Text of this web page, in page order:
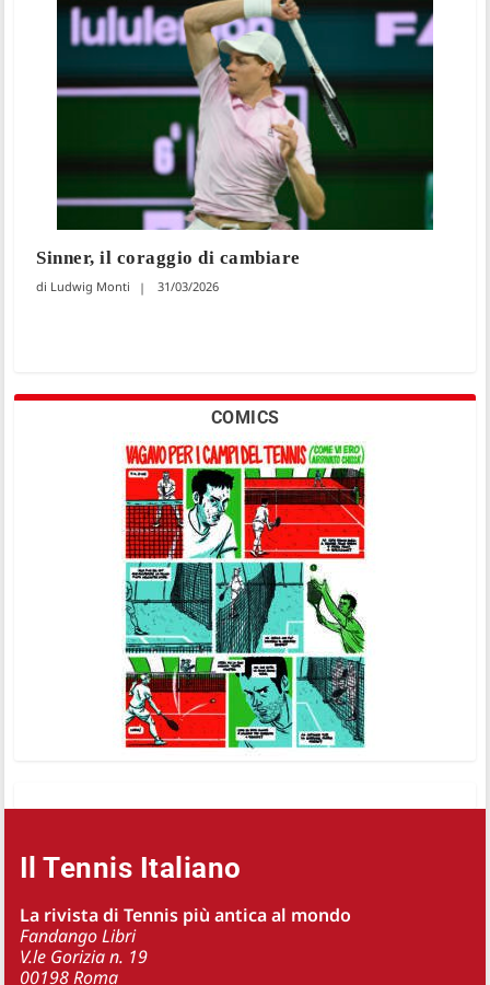
Sinner, il coraggio di cambiare
Ludwig Monti 31/03/2026
COMICS
Il Tennis Italiano
La rivista di Tennis più antica al mondo
Fandango Libri
V.le Gorizia n. 19
00198 Roma